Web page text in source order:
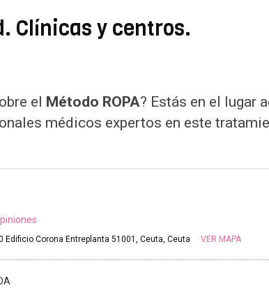
Clínicas y centros.
el Método ROPA? Estás en el lugar
médicos expertos en este
Edificio Corona Entreplanta 51001, Ceuta, Ceuta VER MAPA